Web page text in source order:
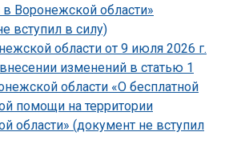
в Воронежской области»
вступил в силу)
области от 9 июля 2026 г.
изменений в статью 1
области «О бесплатной
помощи на территории
области» (документ не вступил